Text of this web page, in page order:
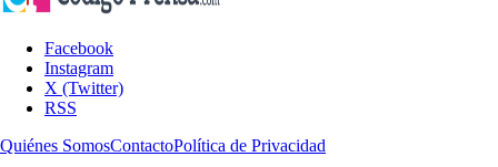
Facebook
Instagram
X (Twitter)
RSS
Quiénes SomosContactoPolítica de Privacidad